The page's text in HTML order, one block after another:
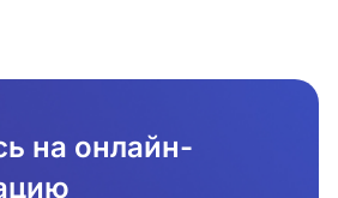
на онлайн-